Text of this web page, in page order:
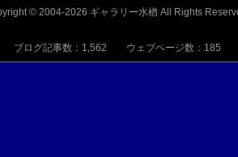
© 2004-2026 ギャラリー水楢 All Rights
ブログ記事数：1,562 ウェブページ数：185